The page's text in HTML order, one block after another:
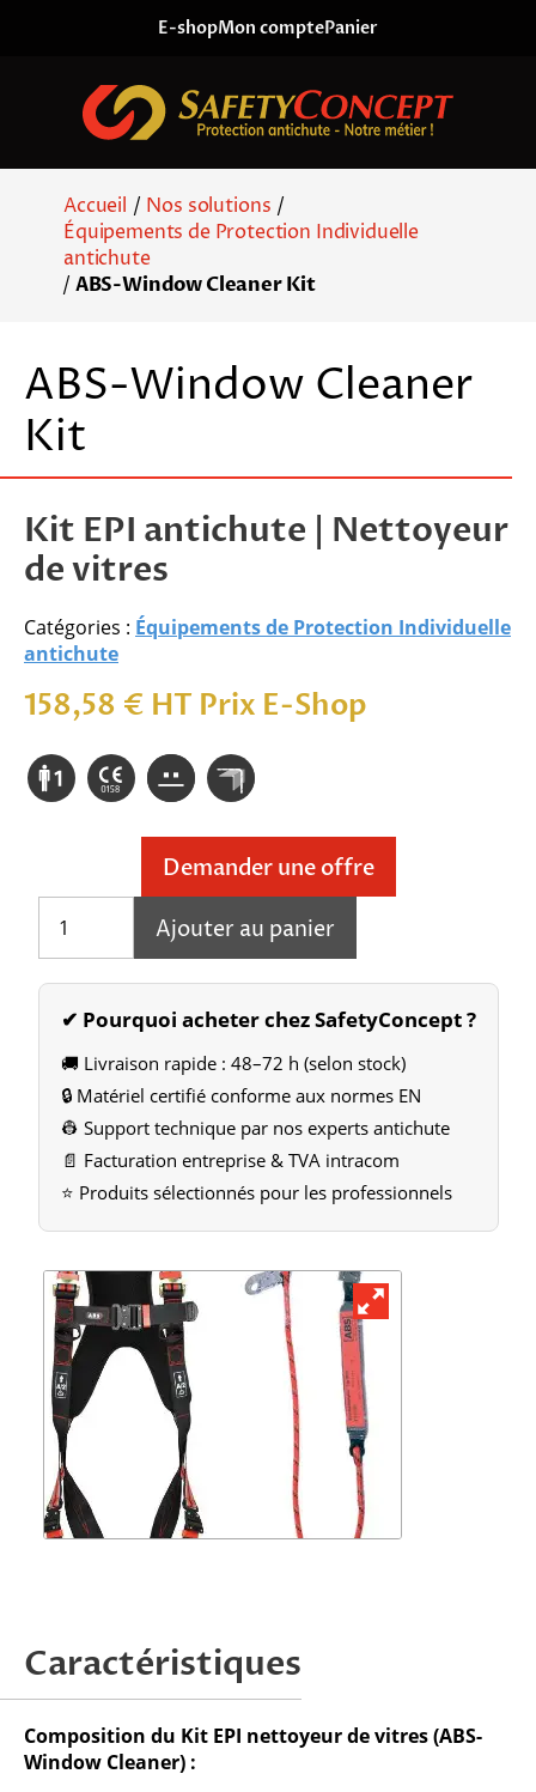
E-shopMon comptePanier
Accueil / Nos solutions /
Équipements de Protection Individuelle
antichute
/ ABS-Window Cleaner Kit
ABS-Window Cleaner
Kit
Kit EPI antichute | Nettoyeur
de vitres
Catégories : Équipements de Protection Individuelle
antichute
158,58 € HT Prix E-Shop
Demander une offre
ABS-
Window
Cleaner
Ajouter au panier
✔ Pourquoi acheter chez SafetyConcept ?
🚚 Livraison rapide : 48–72 h (selon stock)
🔒 Matériel certifié conforme aux normes EN
👷 Support technique par nos experts antichute
📄 Facturation entreprise & TVA intracom
⭐ Produits sélectionnés pour les professionnels
demandes issues de professionnels.
Caractéristiques
Composition du Kit EPI nettoyeur de vitres (ABS-
Window Cleaner) :